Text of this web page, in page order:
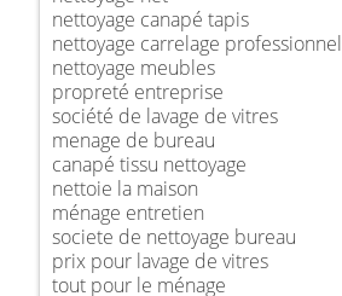
nettoyage canapé tapis
nettoyage carrelage professionnel
nettoyage meubles
propreté entreprise
société de lavage de vitres
menage de bureau
canapé tissu nettoyage
nettoie la maison
ménage entretien
societe de nettoyage bureau
prix pour lavage de vitres
tout pour le ménage